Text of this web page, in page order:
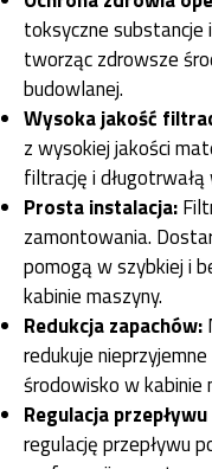
toksyczne
tworząc zdrowsze
budowlanej.
Wysoka jakość
z wysokiej jakości
filtrację i długotrwałą
Prosta instalacja:
zamontowania.
pomogą w szybkiej i
kabinie maszyny.
Redukcja zapachów:
redukuje
środowisko w kabinie
Regulacja
regulację przepływu